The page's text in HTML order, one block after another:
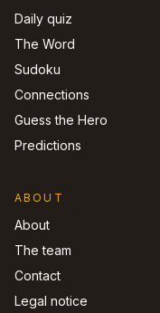
Daily quiz
The Word
Sudoku
Connections
Guess the Hero
Predictions
ABOUT
About
The team
Contact
Legal notice